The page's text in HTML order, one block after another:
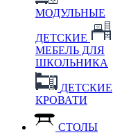
МОДУЛЬНЫЕ
ДЕТСКИЕ
МЕБЕЛЬ ДЛЯ
ШКОЛЬНИКА
ДЕТСКИЕ
КРОВАТИ
СТОЛЫ